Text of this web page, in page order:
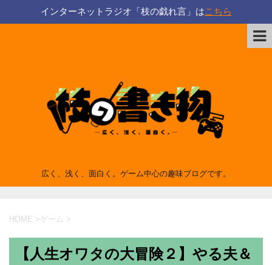
インターネットラジオ「枝の戯れ言」はこちら
広く、浅く、面白く。ゲーム中心の趣味ブログです。
HOME >ゲーム >
【人生オワタの大冒険２】やる夫＆